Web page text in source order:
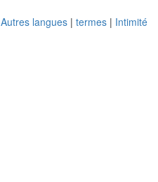
Autres langues | termes | Intimité